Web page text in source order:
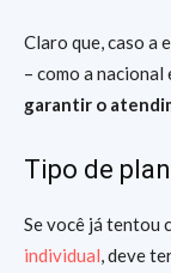
Claro que, caso a
– como a
garantir o
Tipo de
Se você já tentou
individual, deve